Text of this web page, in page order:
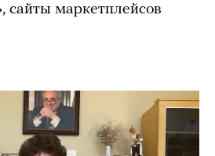
сайты маркетплейсов